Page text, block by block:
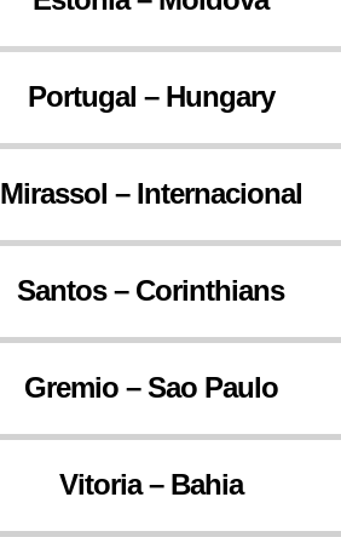
Portugal – Hungary
Mirassol – Internacional
Santos – Corinthians
Gremio – Sao Paulo
Vitoria – Bahia